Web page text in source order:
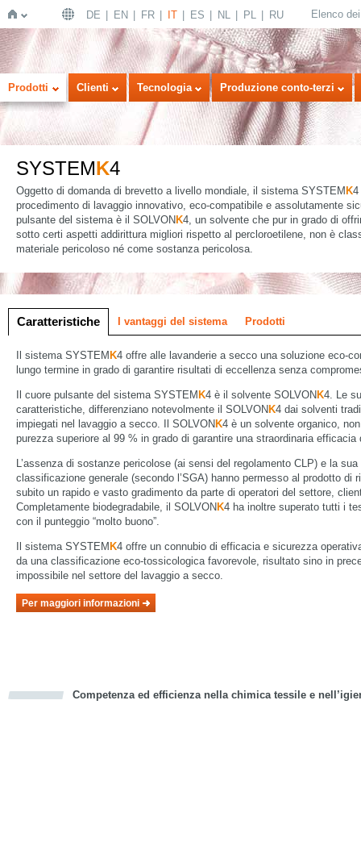
Home
DE EN FR IT ES NL PL RU Elenco
Prodotti Clienti Tecnologia Produzione conto-terzi
SYSTEMK4
Oggetto di domanda di brevetto a livello mondiale, il sistema SYSTEM K4
procedimento di lavaggio innovativo, eco-compatibile e assolutamente
pulsante del sistema è il SOLVON K4, un solvente che pur in grado di
sotto certi aspetti addirittura migliori rispetto al percloroetilene, non è
materiale pericoloso né come sostanza pericolosa.
Caratteristiche I vantaggi del sistema Prodotti
Il sistema SYSTEM K4 offre alle lavanderie a secco una soluzione eco-
lungo termine in grado di garantire risultati di eccellenza senza
Il cuore pulsante del sistema SYSTEM K4 è il solvente SOLVON K4. Le
caratteristiche, differenziano notevolmente il SOLVON K4 dai solventi
impiegati nel lavaggio a secco. Il SOLVON K4 è un solvente organico,
purezza superiore al 99 % in grado di garantire una straordinaria efficacia
L’assenza di sostanze pericolose (ai sensi del regolamento CLP) e la
classificazione generale (secondo l’SGA) hanno permesso al prodotto di
subito un rapido e vasto gradimento da parte di operatori del settore,
Completamente biodegradabile, il SOLVON K4 ha inoltre superato tutti i
con il punteggio “molto buono”.
Il sistema SYSTEM K4 offre un connubio di efficacia e sicurezza
da una classificazione eco-tossicologica favorevole, risultato sino in
impossibile nel settore del lavaggio a secco.
Per maggiori informazioni
icone
a elenco
Competenza ed efficienza nella chimica tessile e